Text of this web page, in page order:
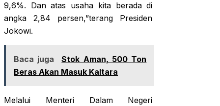
9,6%. Dan atas usaha kita berada di
angka 2,84 persen,”terang Presiden
Jokowi.
Baca juga
Stok Aman, 500 Ton
Beras Akan Masuk Kaltara
Melalui Menteri Dalam Negeri